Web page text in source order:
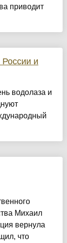
приводит
и
водолаза и
Михаил
вернула
что